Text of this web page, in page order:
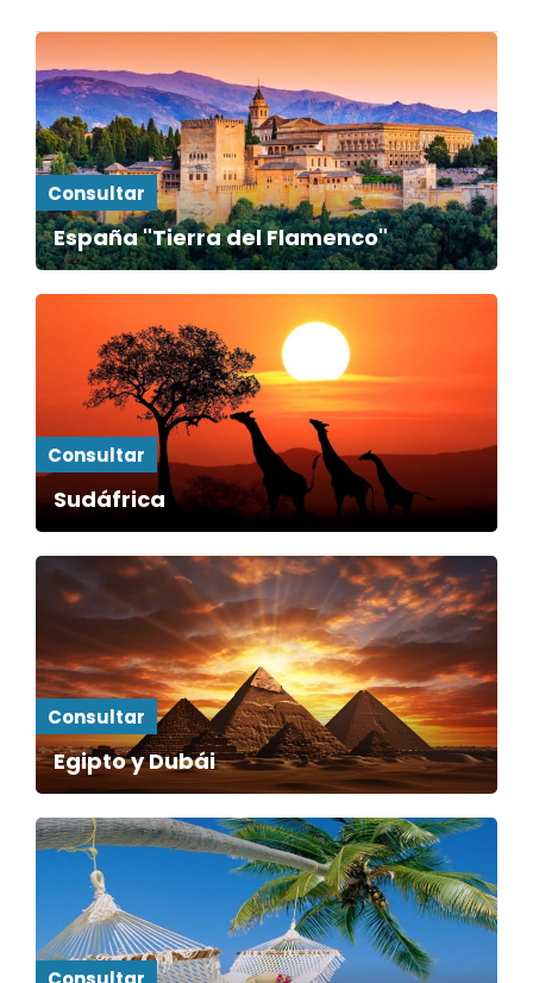
Consultar
España "Tierra del Flamenco"
Consultar
Sudáfrica
Consultar
Egipto y Dubái